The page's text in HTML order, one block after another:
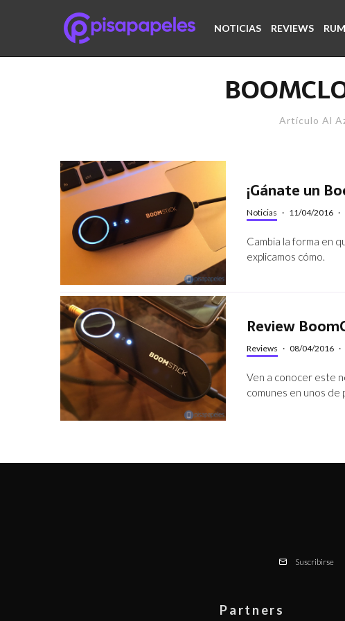
NOTICIAS REVIEWS
Artículo Al
¡Gánate un
Noticias · 11/04/2016 ·
Cambia la forma en
explicamos cómo.
Review
Reviews · 08/04/2016 ·
Ven a conocer este
comunes en unos de
Suscribirse
Partners